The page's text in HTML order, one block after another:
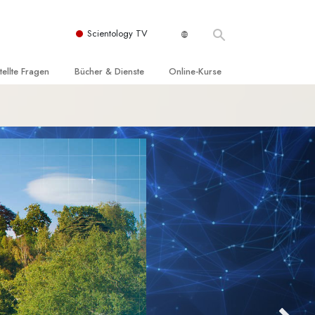
Scientology TV
für
Fragen
der Scientology
Bücher & Dienste
Dienste
Online-Kurse
Die Dynamiken des Daseins
Die Bestandteile des Verstehens
Lösungen für eine gefährliche Umwelt
Beistände bei Krankheiten und
Verletzungen
Integrität und Ehrlichkeit
Ehe